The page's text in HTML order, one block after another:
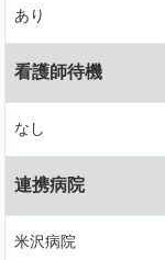
あり
看護師待機
なし
連携病院
米沢病院